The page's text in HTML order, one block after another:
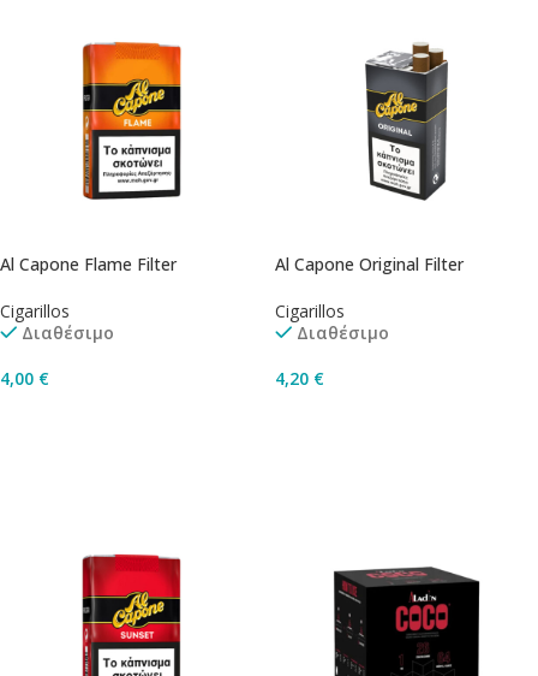
Al Capone Flame Filter
Cigarillos
Διαθέσιμο
4,00 €
Al Capone Original Filter
Cigarillos
Διαθέσιμο
4,20 €